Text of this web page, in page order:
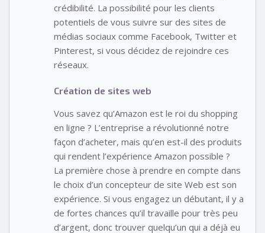
crédibilité. La possibilité pour les clients
potentiels de vous suivre sur des sites de
médias sociaux comme Facebook, Twitter et
Pinterest, si vous décidez de rejoindre ces
réseaux.
Création de sites web
Vous savez qu’Amazon est le roi du shopping
en ligne ? L’entreprise a révolutionné notre
façon d’acheter, mais qu’en est-il des produits
qui rendent l’expérience Amazon possible ?
La première chose à prendre en compte dans
le choix d’un concepteur de site Web est son
expérience. Si vous engagez un débutant, il y a
de fortes chances qu’il travaille pour très peu
d’argent, donc trouver quelqu’un qui a déjà eu